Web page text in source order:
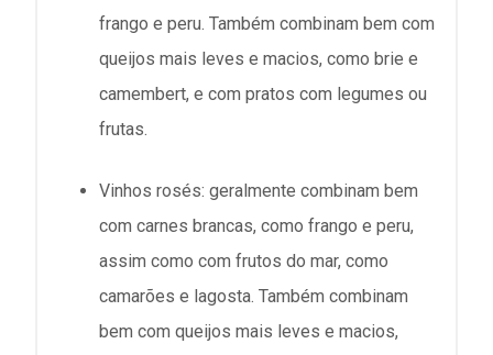
frango e peru. Também combinam bem com
queijos mais leves e macios, como brie e
camembert, e com pratos com legumes ou
frutas.
Vinhos rosés: geralmente combinam bem
com carnes brancas, como frango e peru,
assim como com frutos do mar, como
camarões e lagosta. Também combinam
bem com queijos mais leves e macios,